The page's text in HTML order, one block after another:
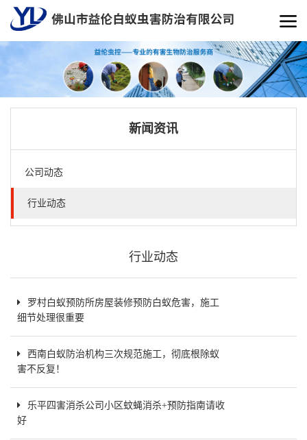
新闻资讯
公司动态
行业动态
行业动态
罗村白蚁预防所房屋装修预防白蚁危害，施工
细节处理很重要
西南白蚁防治机构三次规范施工，彻底根除蚁
害不反复！
乐平四害消杀公司小区蚊蝇消杀+预防指南请收
好